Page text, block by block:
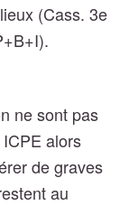
(Cass. 3e
ne sont pas
alors
de graves
au